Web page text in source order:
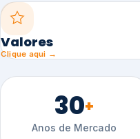
Valores
Clique aqui →
30+
Anos de Mercado